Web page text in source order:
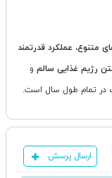
متنوع، عملکرد قدرتمند
رژیم غذایی سالم و
در تمام طول سال است.
ارسال پرسش